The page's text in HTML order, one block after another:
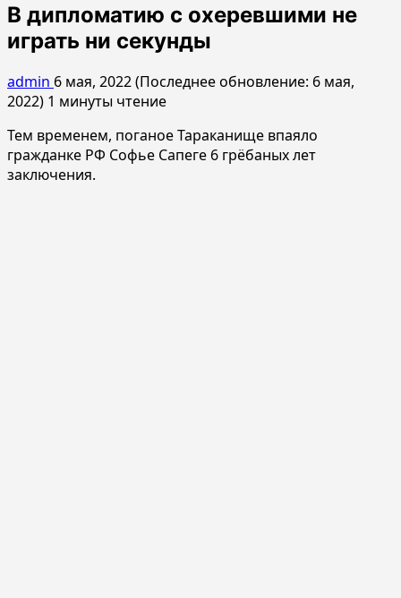
В дипломатию с охеревшими не
играть ни секунды
admin 6 мая, 2022 (Последнее обновление: 6 мая,
2022) 1 минуты чтение
Тем временем, поганое Тараканище впаяло
гражданке РФ Софье Сапеге 6 грёбаных лет
заключения.